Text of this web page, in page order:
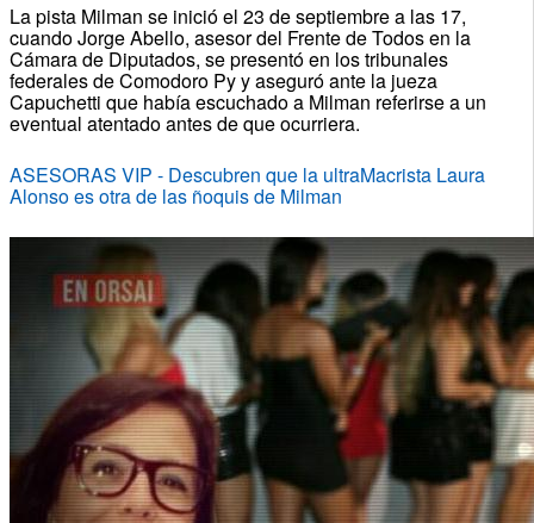
La pista Milman se inició el 23 de septiembre a las 17,
cuando Jorge Abello, asesor del Frente de Todos en la
Cámara de Diputados, se presentó en los tribunales
federales de Comodoro Py y aseguró ante la jueza
Capuchetti que había escuchado a Milman referirse a un
eventual atentado antes de que ocurriera.
ASESORAS VIP - Descubren que la ultraMacrista Laura
Alonso es otra de las ñoquis de Milman